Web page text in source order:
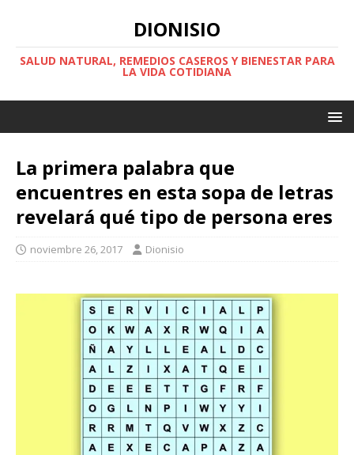
DIONISIO
SALUD NATURAL, REMEDIOS CASEROS Y BIENESTAR PARA
LA VIDA COTIDIANA
La primera palabra que
encuentres en esta sopa de letras
revelará qué tipo de persona eres
noviembre 26, 2017 Dionisio